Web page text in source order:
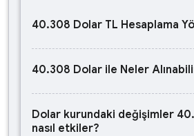
40.308 Dolar TL Hesaplama
40.308 Dolar ile Neler
Dolar kurundaki değişimler
nasıl etkiler?